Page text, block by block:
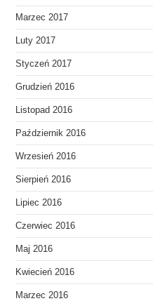
Marzec 2017
Luty 2017
Styczeń 2017
Grudzień 2016
Listopad 2016
Październik 2016
Wrzesień 2016
Sierpień 2016
Lipiec 2016
Czerwiec 2016
Maj 2016
Kwiecień 2016
Marzec 2016